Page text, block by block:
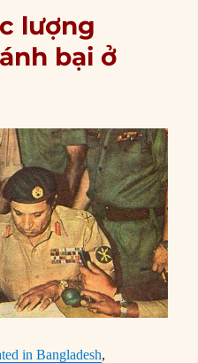
lượng
bại ở
in Bangladesh,